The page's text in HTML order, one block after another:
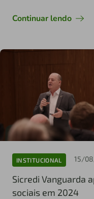
Continuar lendo
INSTITUCIONAL 15/
Sicredi Vanguarda
sociais em 2024